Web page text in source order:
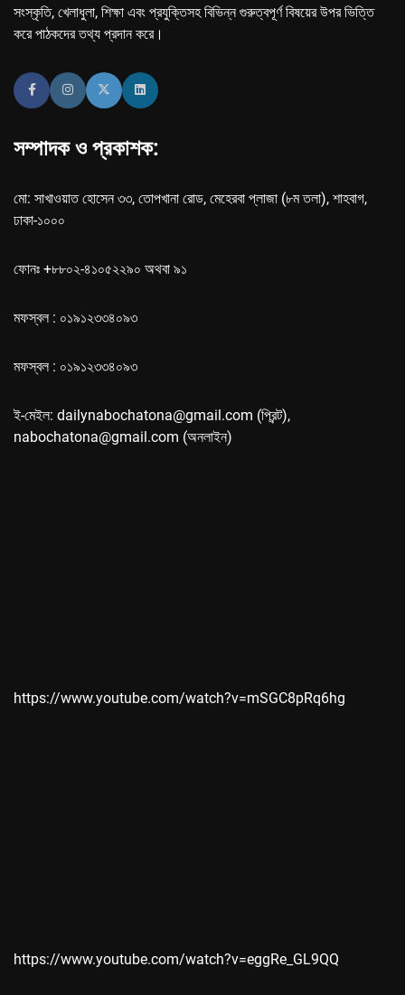
সংস্কৃতি, খেলাধুলা, শিক্ষা এবং প্রযুক্তিসহ বিভিন্ন গুরুত্বপূর্ণ বিষয়ের উপর ভিত্তি
করে পাঠকদের তথ্য প্রদান করে।
সম্পাদক ও প্রকাশক:
মো: সাখাওয়াত হোসেন ৩৩, তোপখানা রোড, মেহেরবা প্লাজা (৮ম তলা), শাহবাগ,
ঢাকা-১০০০
ফোনঃ +৮৮০২-৪১০৫২২৯০ অথবা ৯১
মফস্বল : ০১৯১২৩৩৪০৯৩
মফস্বল : ০১৯১২৩৩৪০৯৩
ই-মেইল: dailynabochatona@gmail.com (প্রিন্ট),
nabochatona@gmail.com (অনলাইন)
https://www.youtube.com/watch?v=mSGC8pRq6hg
https://www.youtube.com/watch?v=eggRe_GL9QQ